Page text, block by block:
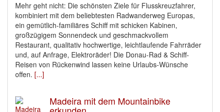
Mehr geht nicht: Die schönsten Ziele für Flusskreuzfahrer,
kombiniert mit dem beliebtesten Radwanderweg Europas,
ein gemütlich-familiäres Schiff mit schicken Kabinen,
großzügigem Sonnendeck und geschmackvollem
Restaurant, qualitativ hochwertige, leichtlaufende Fahrräder
und, auf Anfrage, Elektroräder! Die Donau-Rad & Schiff-
Reisen von Rückenwind lassen keine Urlaubs-Wünsche
offen. [...]
Madeira mit dem Mountainbike